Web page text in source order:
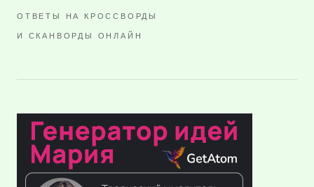
ОТВЕТЫ НА КРОССВОРДЫ
И СКАНВОРДЫ ОНЛАЙН